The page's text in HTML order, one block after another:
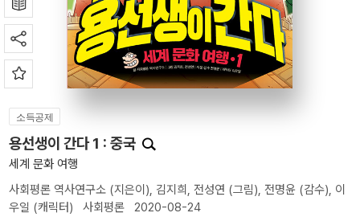
소득공제
용선생이 간다 1 : 중국
세계 문화 여행
사회평론 역사연구소 (지은이), 김지희 , 전성연 (그림), 전명윤 (감수), 이
우일 (캐릭터) 사회평론 2020-08-24